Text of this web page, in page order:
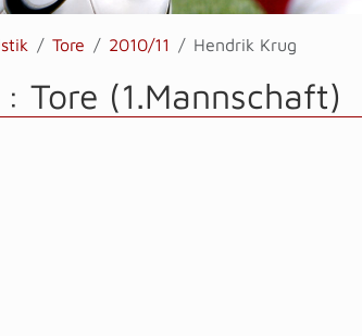
Tore 2010/11 Hendrik Krug
Tore (1.Mannschaft)